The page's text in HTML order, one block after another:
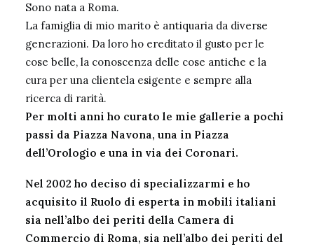
Sono nata a Roma.
La famiglia di mio marito è antiquaria da diverse
generazioni. Da loro ho ereditato il gusto per le
cose belle, la conoscenza delle cose antiche e la
cura per una clientela esigente e sempre alla
ricerca di rarità.
Per molti anni ho curato le mie gallerie a pochi
passi da Piazza Navona, una in Piazza
dell’Orologio e una in via dei Coronari.
Nel 2002 ho deciso di specializzarmi e ho
acquisito il Ruolo di esperta in mobili italiani
sia nell’albo dei periti della Camera di
Commercio di Roma, sia nell’albo dei periti del